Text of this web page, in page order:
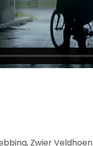
Zwier Veldhoen